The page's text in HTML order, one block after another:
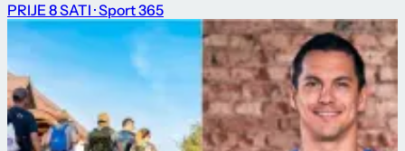
PRIJE 8 SATI · Sport 365